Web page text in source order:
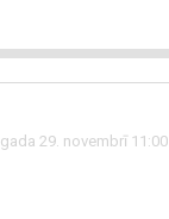
29. novembrī 11:00